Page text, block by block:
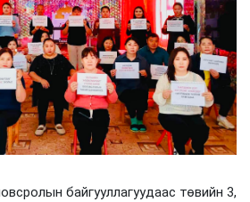
байгууллагуудаас төвийн 3,